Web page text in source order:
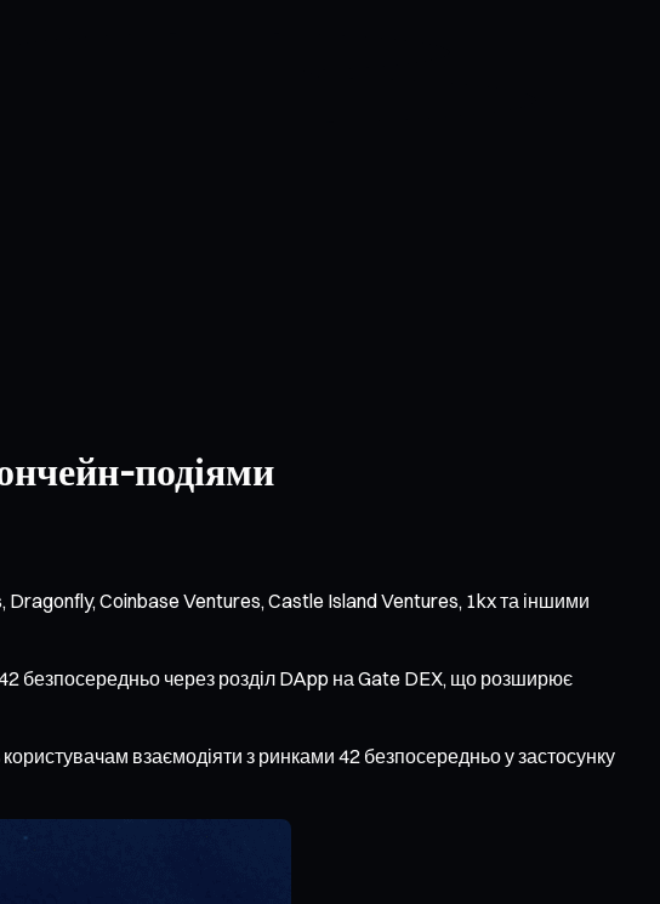
подіями
Dragonfly, Coinbase Ventures, Castle Island Ventures, 1kx та іншими
безпосередньо через розділ DApp на Gate DEX, що розширює
взаємодіяти з ринками 42 безпосередньо у застосунку